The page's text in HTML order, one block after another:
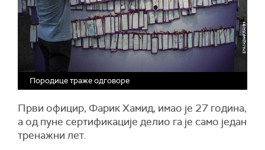
Породице траже одговоре
Први официр, Фарик Хамид, имао је 27 година,
а од пуне сертификације делио га је само један
тренажни лет.